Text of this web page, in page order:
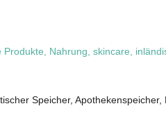
Nahrung, skincare,
Speicher, Apothekenspeicher,